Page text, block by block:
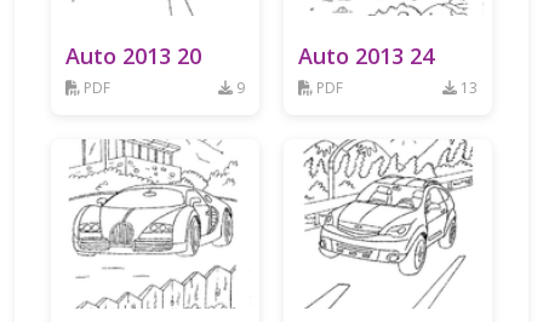
Auto 2013 20
PDF 9
Auto 2013 24
PDF 13